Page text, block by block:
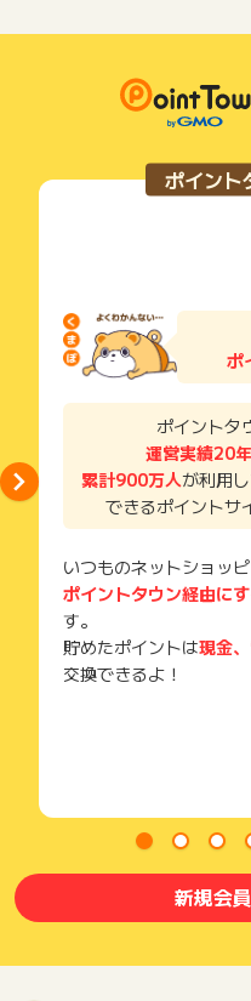
い物を複数回ご利用された
て一度でも同サービス・お
ご利用前には、Cookieの削
サービス・お買い物利用時
法がある場合、必ずサイト
了などのメールは、ポイン
獲得待ち・獲得失敗の状態
メールを送っていただく場
そのため、紛失・破棄され
ご注意ください。
(※) SafariやChromeなど
条件を達成しているかどう
っているため、広告主はポ
そのため、ポイントタウン
広告主様に直接行わないよ
※キャンセル・不備・いた
場合はポイント獲得対象外で
お客様のご都合のよい日時
またパソコン・スマホで24
ポイント
ポ
ポイントタ
運営実績20
累計900万人が利用
できるポイントサ
いつものネットショッ
ポイントタウン経由に
す。
貯めたポイントは現金
交換できるよ！
新規会